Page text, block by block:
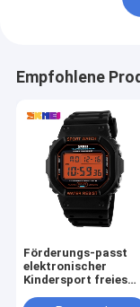
Empfohlene
Förderungs-passt
elektronischer
Kindersport freies